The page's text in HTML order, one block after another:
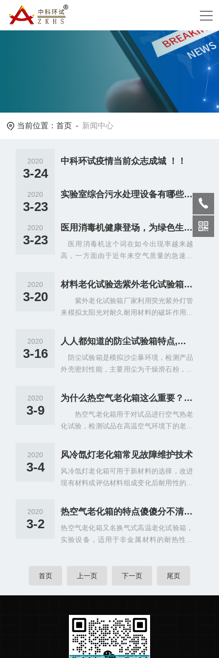
当前位置：首页 - 新闻中心
2020
3-24
中科环试疫情当前众志成城 ！！
2020
3-23
实验室综合污水处理设备有哪些好处?哪些行业不能用?不懂的人,你的设备算是白买了
2020
3-23
医用消毒机健康登场，为绿色生活助力
医用消毒机这个词在如今出现率越来越
高，一方面由于近年来空气质量的急速下
外雾霾现象频繁出现，另一方面，人们生活
水平提高的情况下，对于健康绿色生活的要
求也日益明显，对于空气消毒机的需求也就
逐渐增多。
2020
3-20
材料老化试验选紫外老化试验箱厂家？还是氙灯老化？这篇文章或许能帮到你
紫外老化试验箱厂家利用荧光紫外灯管
来模拟太阳光对耐久耐用材料的破坏作用。
灯管很相似，但它主要发射紫外光而非可见
光或红外光。
2020
3-16
人人都知道的防尘试验箱特点,你可能还不知道
防尘试验箱是模拟沙尘暴环境，检测产品
外壳密封性能，主要用尘为干燥滑石粉，直
壳防护等级标准中规定的IP5X和IP6X两个等
级的试验。
2020
3-9
为什么热空气老化箱这么重要？我来告诉你
热空气老化箱用于对试品进行空气热老
化试验，检测试品在高温空气环境下的老化
现行执行标准JB/T7444-94《空气热老化试
验箱》。
2020
3-4
风冷氙灯老化箱常见故障维护技术
风冷氙灯老化箱可用于新材料的选择，改进
现有材料或评估材料组成变化后耐用性的变
2020
3-2
热空气老化箱的特点傻傻分不清？这份攻略请查收!
热空气老化箱又名换气式高温老化试验箱，
实验设备，适用于非金属材料的耐热性试
和使用的适应性，试样在模拟高温和大气压
首页 上一页 下一页 尾页